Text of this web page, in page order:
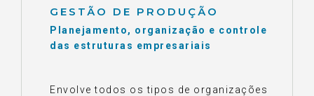
GESTÃO DE PRODUÇÃO
Planejamento, organização e controle
das estruturas empresariais
Envolve todos os tipos de organizações